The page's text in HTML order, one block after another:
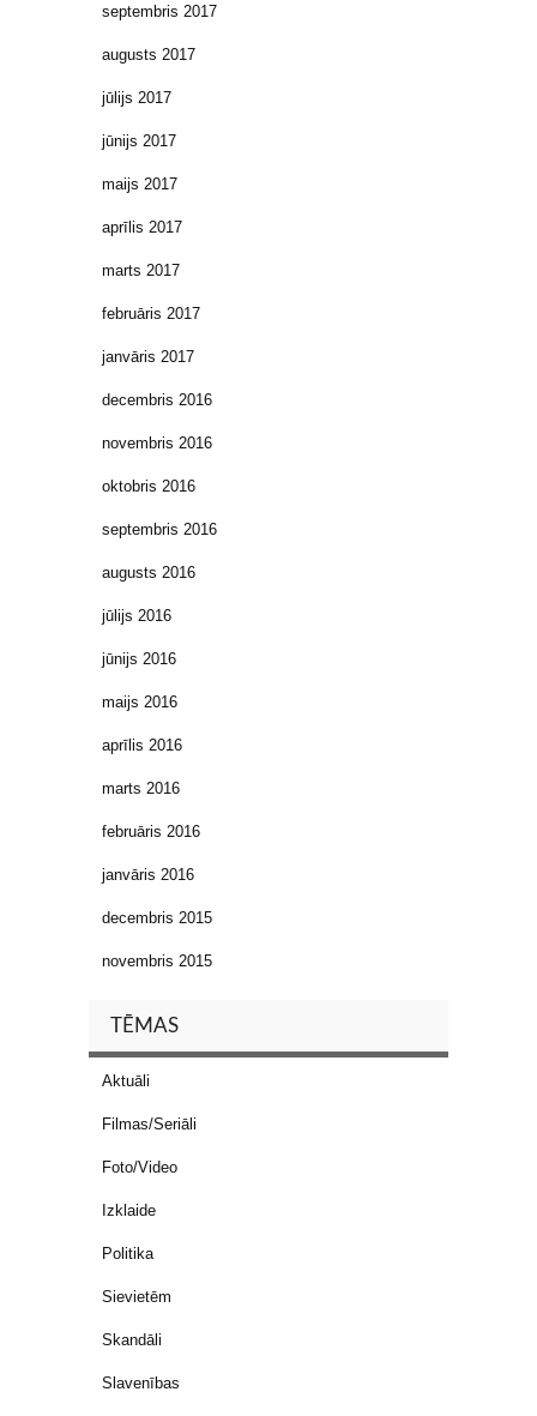
septembris 2017
augusts 2017
jūlijs 2017
jūnijs 2017
maijs 2017
aprīlis 2017
marts 2017
februāris 2017
janvāris 2017
decembris 2016
novembris 2016
oktobris 2016
septembris 2016
augusts 2016
jūlijs 2016
jūnijs 2016
maijs 2016
aprīlis 2016
marts 2016
februāris 2016
janvāris 2016
decembris 2015
novembris 2015
TĒMAS
Aktuāli
Filmas/Seriāli
Foto/Video
Izklaide
Politika
Sievietēm
Skandāli
Slavenības